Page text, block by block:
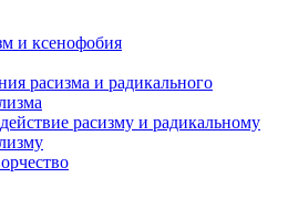
и ксенофобия
расизма и радикального
расизму и радикальному